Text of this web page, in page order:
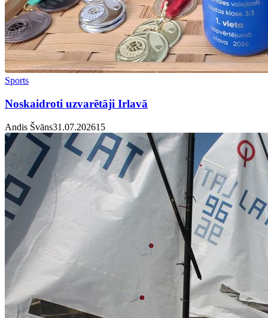
Sports
Noskaidroti uzvarētāji Irlavā
Andis Švāns31.07.20261 5